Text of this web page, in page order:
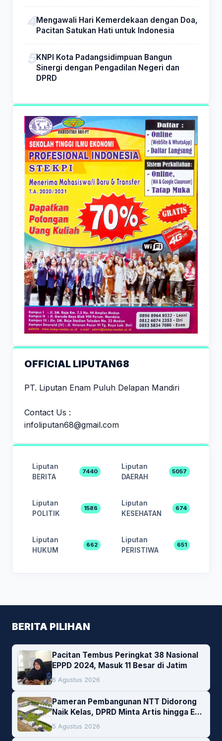
Mengawali Hari Kemerdekaan dengan Doa,
Pacitan Satukan Hati untuk Indonesia
KNPI Kota Padangsidimpuan Bangun
Sinergi dengan Pengadilan Negeri dan
DPRD
OFFICIAL LIPUTAN68
PT. Liputan Enam Puluh Delapan Mandiri
Contact Us :
infoliputan68@gmail.com
Liputan
BERITA
7440
Liputan
DAERAH
5057
Liputan
POLITIK
1586
Liputan
KESEHATAN
674
Liputan
HUKUM
662
Liputan
PERISTIWA
651
BERITA PILIHAN
Pacitan Tembus Peringkat 38 Nasional
EPPD 2024, Masuk 11 Besar di Jatim
6 Agustus 2026
Pameran Pembangunan NTT Didorong
Naik Kelas, DPRD Minta Artis hingga EO
Lokal Jadi Prioritas
5 Agustus 2026